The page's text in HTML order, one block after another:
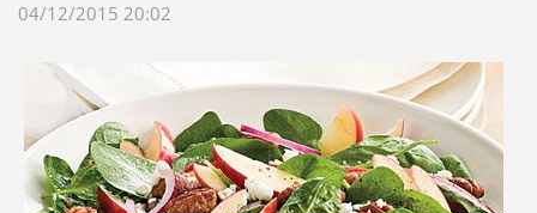
04/12/2015 20:02